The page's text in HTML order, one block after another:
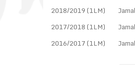
2018/2019 (1LM)
2017/2018 (1LM)
2016/2017 (1LM)